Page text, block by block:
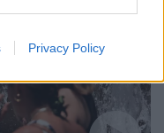
Privacy Policy